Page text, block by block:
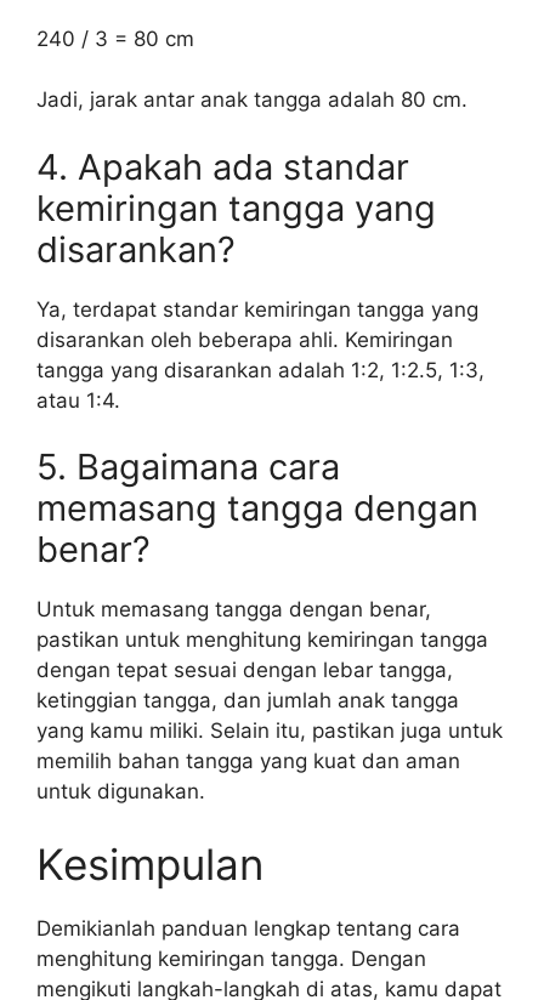
240 / 3 = 80 cm
Jadi, jarak antar anak tangga adalah 80 cm.
4. Apakah ada standar
kemiringan tangga yang
disarankan?
Ya, terdapat standar kemiringan tangga yang
disarankan oleh beberapa ahli. Kemiringan
tangga yang disarankan adalah 1:2, 1:2.5, 1:3,
atau 1:4.
5. Bagaimana cara
memasang tangga dengan
benar?
Untuk memasang tangga dengan benar,
pastikan untuk menghitung kemiringan tangga
dengan tepat sesuai dengan lebar tangga,
ketinggian tangga, dan jumlah anak tangga
yang kamu miliki. Selain itu, pastikan juga untuk
memilih bahan tangga yang kuat dan aman
untuk digunakan.
Kesimpulan
Demikianlah panduan lengkap tentang cara
menghitung kemiringan tangga. Dengan
mengikuti langkah-langkah di atas, kamu dapat